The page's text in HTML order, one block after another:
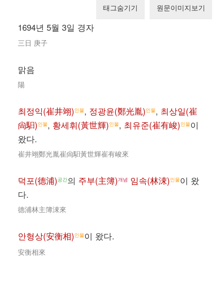
태그숨기기 원문이미지보기
1694년 5월 3일 경자
三日 庚子
맑음
陽
최정익(崔井翊)인물, 정광윤(鄭光胤)인물, 최상일(崔
尙馹)인물, 황세휘(黃世輝)인물, 최유준(崔有峻)인물이
왔다.
崔井翊鄭光胤崔尙馹黃世輝崔有峻來
덕포(德浦)공간의 주부(主簿)개념 임속(林涑)인물이 왔
다.
德浦林主簿涑來
안형상(安衡相)인물이 왔다.
安衡相來